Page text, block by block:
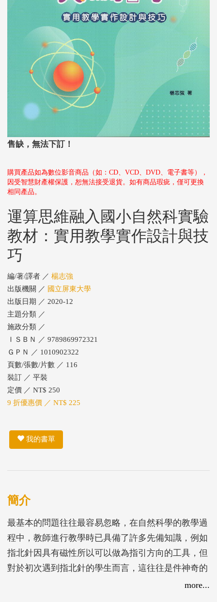
售缺，無法下訂！
購買產品如為數位影音商品（如：CD、VCD、DVD、電子書等），
因受智慧財產權保護，恕無法接受退貨。如有商品瑕疵，僅可更換
相同產品。
運算思維融入國小自然科實驗
教材：實用教學實作設計與技
巧
編/著/譯者 ／ 楊志強
出版機關 ／ 國立屏東大學
出版日期 ／ 2020-12
主題分類 ／
施政分類 ／
ＩＳＢＮ ／ 9789869972321
ＧＰＮ ／ 1010902322
頁數/張數/片數 ／ 116
裝訂 ／ 平裝
定價 ／ NT$ 250
9 折優惠價 ／ NT$ 225
我的書單
簡介
最基本的問題往往最容易忽略，在自然科學的教學過
程中，教師進行教學時已具備了許多先備知識，例如
指北針因具有磁性所以可以做為指引方向的工具，但
對於初次遇到指北針的學生而言，這往往是件神奇的
事情，而且兒童最大的力量就是想像力，教師不妨聽
more...